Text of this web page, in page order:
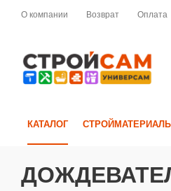
О компании Возврат Оплата
КАТАЛОГ СТРОЙМАТЕРИАЛЫ